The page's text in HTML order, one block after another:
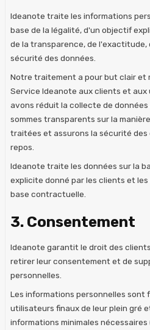
Ideanote traite les informations
base de la légalité, d'un objectif
de la transparence, de l'exactitude,
sécurité des données.
Notre traitement a pour but clair et
Service Ideanote aux clients et aux
avons réduit la collecte de données
sommes transparents sur la
traitées et assurons la sécurité
repos.
Ideanote traite les données sur la
explicite donné par les clients et
base contractuelle.
3. Consentement
Ideanote garantit le droit des
retirer leur consentement et de
personnelles.
Les informations personnelles sont
utilisateurs finaux de leur plein gré
informations minimales nécessaires